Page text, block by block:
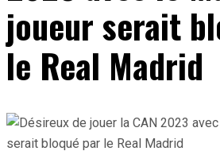
joueur serait
le Real Madrid